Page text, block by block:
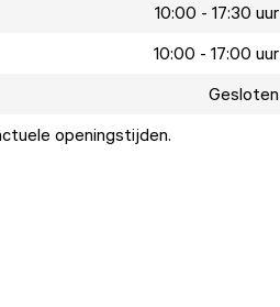
10:00 - 17:30 uur
10:00 - 17:00 uur
Gesloten
openingstijden.